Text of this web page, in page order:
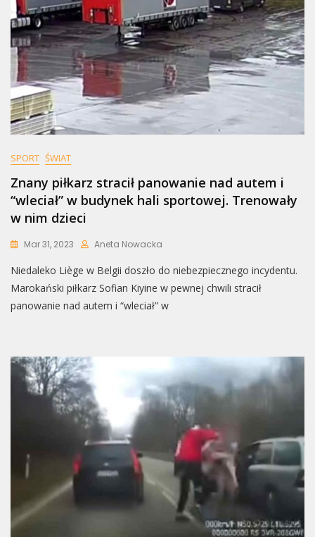
SPORT ŚWIAT
Znany piłkarz stracił panowanie nad autem i
“wleciał” w budynek hali sportowej. Trenowały
w nim dzieci
Mar 31, 2023 Aneta Nowacka
Niedaleko Liège w Belgii doszło do niebezpiecznego incydentu.
Marokański piłkarz Sofian Kiyine w pewnej chwili stracił
panowanie nad autem i “wleciał” w